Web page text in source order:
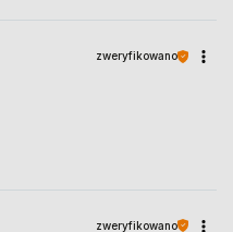
zweryfikowano
zweryfikowano